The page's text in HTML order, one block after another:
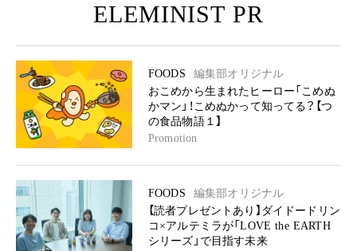
ELEMINIST PR
FOODS
編集部オリジナル
おこめから生まれたヒーロー「こめぬ
かマン」！こめぬかって知ってる？【つ
の食品物語１】
Promotion
FOODS
編集部オリジナル
【読者プレゼントあり】ダイドードリン
コ×アルテミラが「LOVE the EARTH
シリーズ」で目指す未来